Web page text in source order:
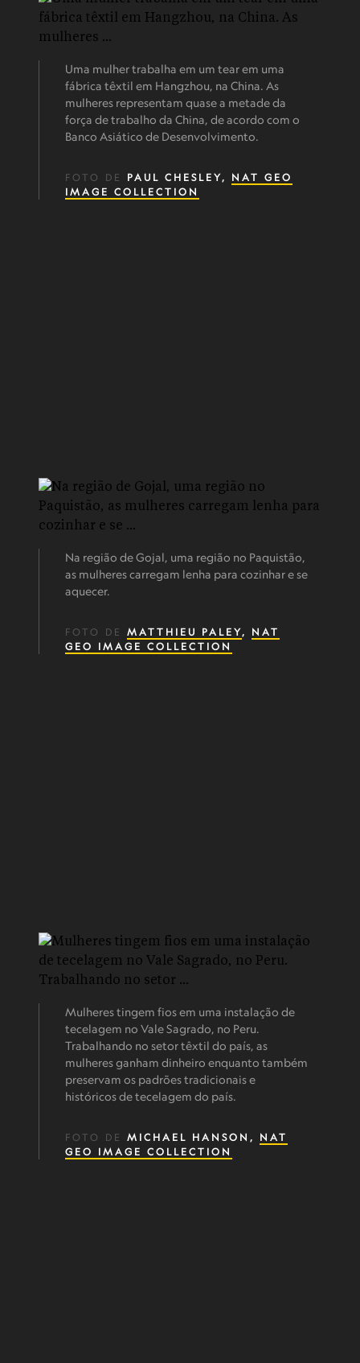
Uma mulher trabalha em um tear em uma
fábrica têxtil em Hangzhou, na China. As
mulheres representam quase a metade da
força de trabalho da China, de acordo com o
Banco Asiático de Desenvolvimento.
FOTO DE PAUL CHESLEY, NAT GEO
IMAGE COLLECTION
Na região de Gojal, uma região no Paquistão,
as mulheres carregam lenha para cozinhar e se
aquecer.
FOTO DE MATTHIEU PALEY, NAT
GEO IMAGE COLLECTION
Mulheres tingem fios em uma instalação de
tecelagem no Vale Sagrado, no Peru.
Trabalhando no setor têxtil do país, as
mulheres ganham dinheiro enquanto também
preservam os padrões tradicionais e
históricos de tecelagem do país.
FOTO DE MICHAEL HANSON, NAT
GEO IMAGE COLLECTION